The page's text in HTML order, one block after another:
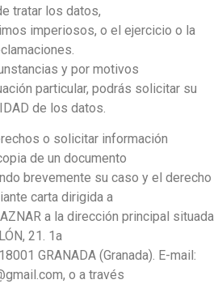
tratar los datos,
imperiosos, o el ejercicio o la
y por motivos
particular, podrás solicitar su
de los datos.
o solicitar información
de un documento
brevemente su caso y el derecho
carta dirigida a
a la dirección principal situada
21. 1a
GRANADA (Granada). E-mail:
o a través